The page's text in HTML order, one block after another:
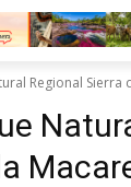
Regional Sierra